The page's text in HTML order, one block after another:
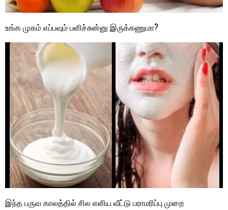
உங்க முகம் எப்பவும் பளிச்சுன்னு இருக்கணுமா?
இந்த பருவ காலத்தில் சில எளிய வீட்டு பராமரிப்பு முறை